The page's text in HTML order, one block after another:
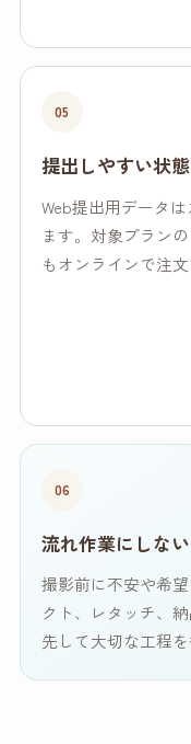
05
提出しやすい状
Web提出用データ
ます。対象プラン
もオンラインで注文
06
流れ作業にしない
撮影前に不安や希
クト、レタッチ、
先して大切な工程を